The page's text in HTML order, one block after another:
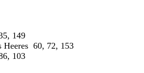
149
Heeres 60, 72, 153
103